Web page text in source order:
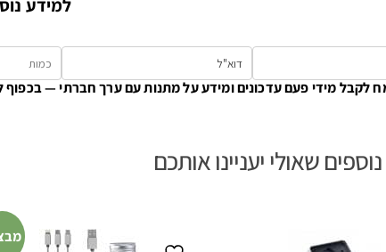
למידע
לקבל מידי פעם עדכונים ומידע על מתנות עם ערך חברתי — בכפוף
שאולי יעניינו אותכם